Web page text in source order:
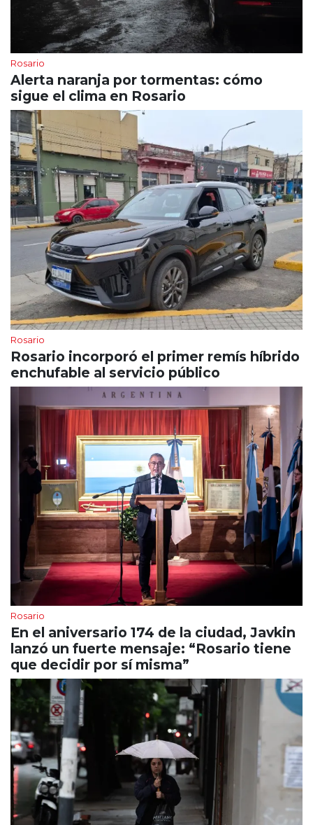
Rosario
Alerta naranja por tormentas: cómo
sigue el clima en Rosario
Rosario
Rosario incorporó el primer remís híbrido
enchufable al servicio público
Rosario
En el aniversario 174 de la ciudad, Javkin
lanzó un fuerte mensaje: “Rosario tiene
que decidir por sí misma”